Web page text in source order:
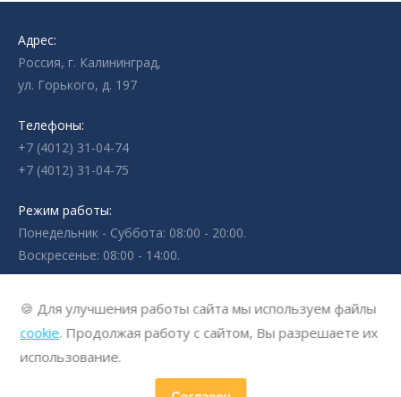
Адрес:
Россия, г. Калининград,
ул. Горького, д. 197
Телефоны:
+7 (4012) 31-04-74
+7 (4012) 31-04-75
Режим работы:
Понедельник - Суббота: 08:00 - 20:00.
Воскресенье: 08:00 - 14:00.
🍪 Для улучшения работы сайта мы используем файлы
cookie. Продолжая работу с сайтом, Вы разрешаете их
использование.